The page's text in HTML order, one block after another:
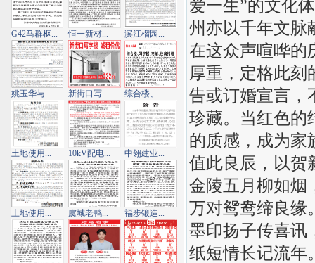
爱一生”的文化
州亦以千年文脉
在这众声喧哗的
厚重，定格此刻
告或订婚宣言，
珍藏。当红色的
的质感，成为家
值此良辰，以贺
金陵五月柳如烟
万对鸳鸯缔良缘
墨印扬子传喜讯
纸短情长记流年
G42马群枢... 恒一新材... 滨江榴园...
姚玉华与... 新街口写... 综合楼、...
土地使用... 10kV配电... 中翎建业...
土地使用... 虞城老鸭... 福步锻造...